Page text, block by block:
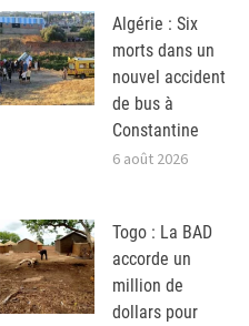
Algérie : Six
morts dans un
nouvel accident
de bus à
Constantine
6 août 2026
Togo : La BAD
accorde un
million de
dollars pour